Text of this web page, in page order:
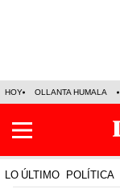
HOY OLLANTA HUMALA
LO ÚLTIMO POLÍTICA